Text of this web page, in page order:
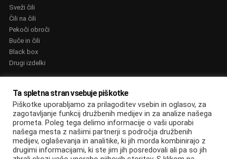
Sveži čili
Čili na čili
Pekoči obroči
Buče in čili
Black box
Drugi izdelki
© Edin Džananović s.p, informacijske storitve. 2022. Vse pravice
Ta spletna stran vsebuje piškotke
Piškotke uporabljamo za prilagoditev vsebin in oglasov, za
zagotavljanje funkcij družbenih medijev in za analize našega
prometa. Poleg tega delimo informacije o vaši uporabi
našega mesta z našimi partnerji s področja družbenih
medijev, oglaševanja in analitike, ki jih morda kombinirajo z
drugimi informacijami, ki ste jim jih posredovali ali pa so jih